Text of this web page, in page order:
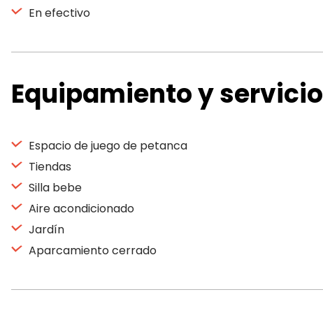
En efectivo
Equipamiento y servicio
Espacio de juego de petanca
Tiendas
Silla bebe
Aire acondicionado
Jardín
Aparcamiento cerrado